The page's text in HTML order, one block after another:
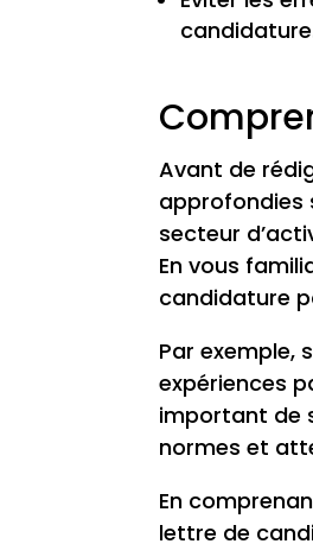
Avant de
approfondies
secteur
En vous
candidature
Par exemple,
expériences
important de
normes et
En
lettre de